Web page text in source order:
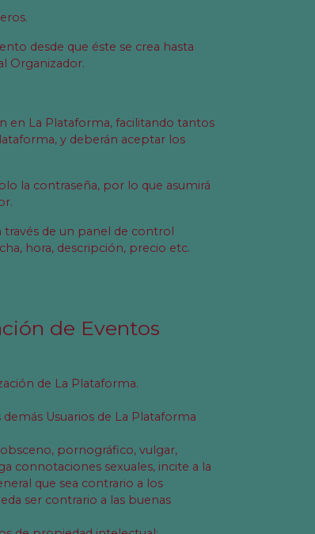
desde que éste se crea hasta
Organizador.
en La Plataforma, facilitando tantos
y deberán aceptar los
la contraseña, por lo que asumirá
través de un panel de control
hora, descripción, precio etc.
de Eventos
de La Plataforma.
Usuarios de La Plataforma
pornográfico, vulgar,
connotaciones sexuales, incite a la
que sea contrario a los
ser contrario a las buenas